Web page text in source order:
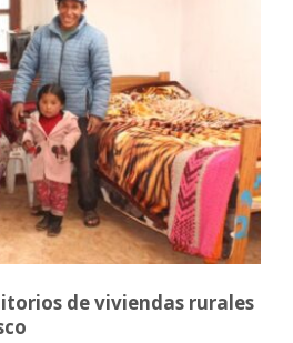
de viviendas rurales